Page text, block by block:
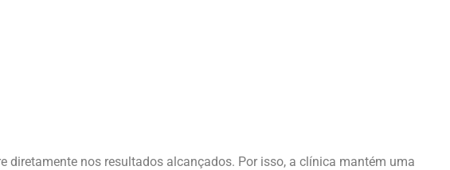
diretamente nos resultados alcançados. Por isso, a clínica mantém uma